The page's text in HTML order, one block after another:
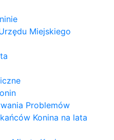
Miejskiego
Problemów
Konina na lata